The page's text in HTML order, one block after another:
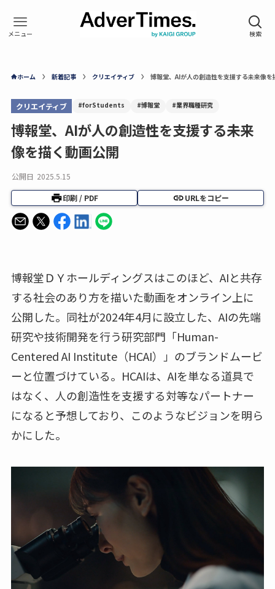
ホーム 新着記事 クリエイティブ 博報堂、AIが人の創造性を支援する未来像を
クリエイティブ #forStudents #博報堂 #業界職種研究
博報堂、AIが人の創造性を支援する未来
像を描く動画公開
公開日 2025.5.15
印刷 / PDF URLをコピー
博報堂ＤＹホールディングスはこのほど、AIと共存
する社会のあり方を描いた動画をオンライン上に
公開した。同社が2024年4月に設立した、AIの先端
研究や技術開発を行う研究部門「Human-
Centered AI Institute（HCAI）」のブランドムービ
ーと位置づけている。HCAIは、AIを単なる道具で
はなく、人の創造性を支援する対等なパートナー
になると予想しており、このようなビジョンを明ら
かにした。